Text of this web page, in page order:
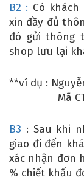
B2 : Có
xin đầy đủ
đó gửi thông
shop lưu lại
**ví dụ :
Mã CTV :
B3 : Sau khi
giao đi đến
xác nhận đơn
% chiết khấu